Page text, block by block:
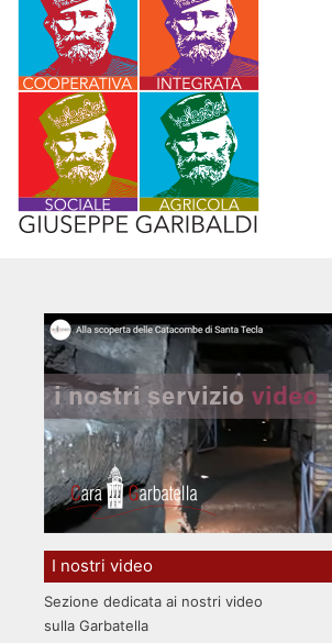
I nostri video
Sezione dedicata ai nostri video
sulla Garbatella